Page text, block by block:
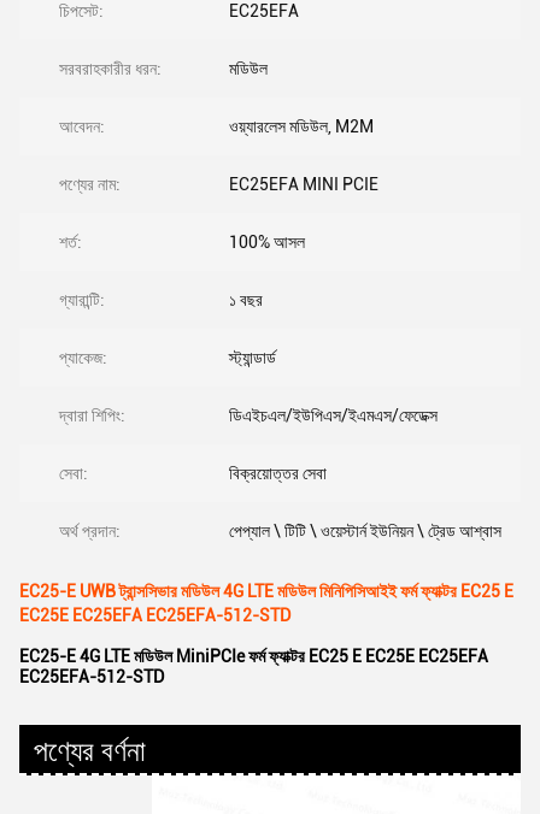
চিপসেট: EC25EFA
সরবরাহকারীর ধরন: মডিউল
আবেদন: ওয়্যারলেস মডিউল, M2M
পণ্যের নাম: EC25EFA MINI PCIE
শর্ত: 100% আসল
গ্যারান্টি: ১ বছর
প্যাকেজ: স্ট্যান্ডার্ড
দ্বারা শিপিং: ডিএইচএল/ইউপিএস/ইএমএস/ফেডেক্স
সেবা: বিক্রয়োত্তর সেবা
অর্থ প্রদান: পেপ্যাল ​​\ টিটি \ ওয়েস্টার্ন ইউনিয়ন \ ট্রেড আশ্বাস
EC25-E UWB ট্রান্সসিভার মডিউল 4G LTE মডিউল মিনিপিসিআইই ফর্ম ফ্যাক্টর EC25 E
EC25E EC25EFA EC25EFA-512-STD
EC25-E 4G LTE মডিউল MiniPCIe ফর্ম ফ্যাক্টর EC25 E EC25E EC25EFA
EC25EFA-512-STD
পণ্যের বর্ণনা